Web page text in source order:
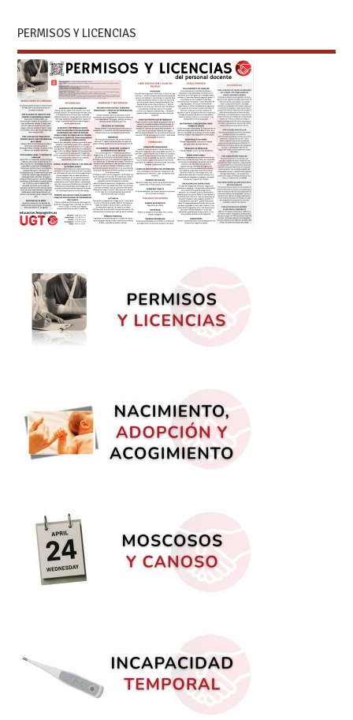
PERMISOS Y LICENCIAS